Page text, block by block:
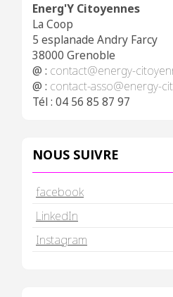
Energ'Y Citoyennes
La Coop
5 esplanade Andry Farcy
38000 Grenoble
@ : contact@energy-
@ : contact-asso@energy-
Tél : 04 56 85 87 97
NOUS SUIVRE
facebook
LinkedIn
Instagram